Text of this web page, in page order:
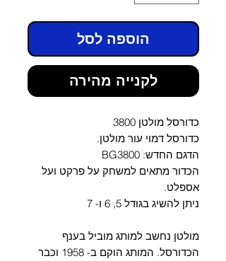
הוספה לסל
לקנייה מהירה
כדורסל מולטן 3800
כדורסל דמוי עור מולטן.
הדגם החדש: BG3800
הכדור מתאים למשחק על פרקט ועל
אספלט.
ניתן להשיג בגודל 5, 6 ו- 7
מולטן נחשב למותג מוביל בענף
הכדורסל. המותג הוקם ב- 1958 וכבר